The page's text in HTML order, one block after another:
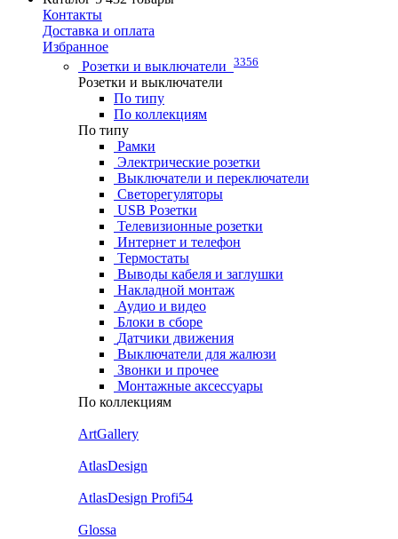
Контакты
Доставка и оплата
Избранное
Розетки и выключатели 3356
Розетки и выключатели
По типу
По коллекциям
По типу
Рамки
Электрические розетки
Выключатели и переключатели
Светорегуляторы
USB Розетки
Телевизионные розетки
Интернет и телефон
Термостаты
Выводы кабеля и заглушки
Накладной монтаж
Аудио и видео
Блоки в сборе
Датчики движения
Выключатели для жалюзи
Звонки и прочее
Монтажные аксессуары
По коллекциям
ArtGallery
AtlasDesign
AtlasDesign Profi54
Glossa